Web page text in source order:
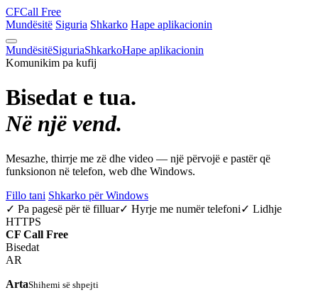
CFCall Free
Mundësitë Siguria Shkarko Hape aplikacionin
MundësitëSiguriaShkarkoHape aplikacionin
Komunikim pa kufij
Bisedat e tua.
Në një vend.
Mesazhe, thirrje me zë dhe video — një përvojë e pastër që
funksionon në telefon, web dhe Windows.
Fillo tani Shkarko për Windows
✓ Pa pagesë për të filluar✓ Hyrje me numër telefoni✓ Lidhje
HTTPS
CF Call Free
Bisedat
AR
ArtaShihemi së shpejti